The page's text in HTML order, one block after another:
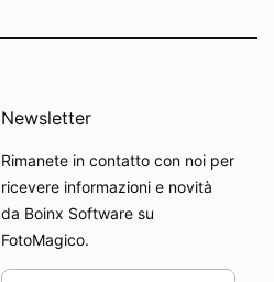
Newsletter
Rimanete in contatto con noi per
ricevere informazioni e novità
da Boinx Software su
FotoMagico.